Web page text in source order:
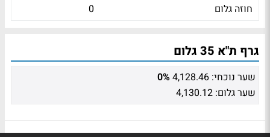
חוזה גלום
0
גרף ת"א 35 גלום
שער נוכחי: 4,128.46
0%
שער גלום: 4,130.12